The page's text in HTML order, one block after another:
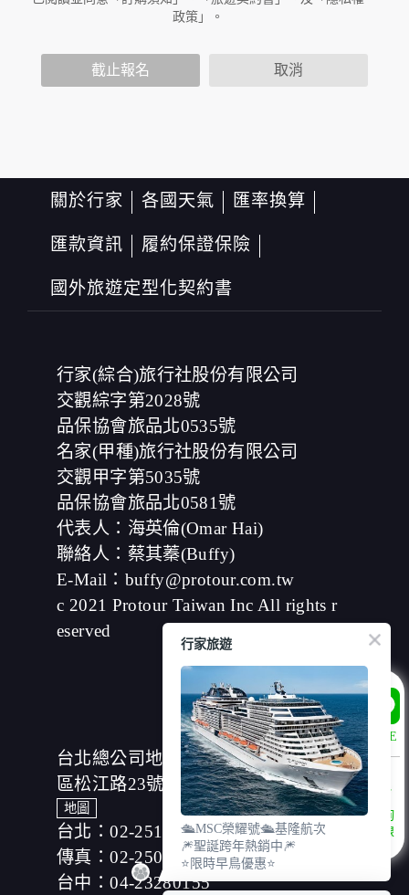
廣告廠商連結，這些置放連結的廠商也可能蒐集您個人的
資料。對於您主動提供的個人資訊，這些廣告廠商或連結
於本公司隱私權保護政策。
為了在本網站提供您最佳的互動性服務，可能會請您提供
相關個人的資料，其範圍如下：
本網站在您使用服務信箱、問卷調查等互動性功能時，會
保留您所提供的姓名、電子郵件地址、聯絡方式及使用時
間等。
連線設備的 IP 位址、使用時間、使用的瀏覽器、瀏覽及點
部研究外，我們會視需要公佈統計數據及說明文字，但不
涉及特定個人之資料。
除非取得您的同意或其他法令之特別規定，本網站絕不會
將您的個人資料揭露予第三人或使用於蒐集目的以外之其
他用途。
在您於本網站註冊帳號、使用本網站相關產品、服務、活
動或贈獎時，本網站會收集您的個人識別資料，本網站也
可以從商業夥伴處取得個人資料。
當客戶在本網站註冊時，我們會取得您的姓名、電話、住
址、身份證字號、電子郵件、出生日期、性別、行業等相
關資料，當您註冊成功，並登入使用我們的服務後，我們
即取得您的資料。註冊時，本網站取得您的姓名、電話、
住址、身份證字號、電子郵件、出生日期、性別、行業等
相關資料，當您註冊成功，並登入使用我們的服務後，本
網站即取得您的資料。
其他除了上述，會保留您在上網瀏覽或查詢時，伺服器自
行產生的相關記錄，包括您使用連線設備的 IP 位址、使用
時間、使用的瀏覽器、瀏覽及點選資料紀錄等。本網站會
對個別連線者的瀏覽器予以標示，歸納使用者瀏覽器在本
網站內部所瀏覽的網頁，除非您願意告知您的個人資料，
否則本網站不會也無法將此項記錄和您對應。請您注意，
在本網站網刊登廣告之廠商，或與連結本網站，也可能蒐
集您個人的資料。對於您主動提供的個人資訊，這些廣告
廠商、或連結網站有其個別的私權保護政策，其資料處理
措施不適用本網站隱私權保護政策，本公司不負任何連帶
責任。
本網站將在事前或註冊登錄取得您的同意後，傳送商業性
資料或電子郵件給您。本公司除了在該資料或電子郵件上
註明是由本公司發送，也會在該資料或電子郵件上提供您
政策」。
截止報名 取消
關於行家 各國天氣 匯率換算
匯款資訊 履約保證保險
國外旅遊定型化契約書
行家(綜合)旅行社股份有限公司
交觀綜字第2028號
品保協會旅品北0535號
名家(甲種)旅行社股份有限公司
交觀甲字第5035號
品保協會旅品北0581號
代表人：海英倫(Omar Hai)
聯絡人：蔡其蓁(Buffy)
E-Mail：buffy@protour.com.tw
c 2021 Protour Taiwan Inc All rights r
eserved
台北總公司地址：(104)台北市中山
區松江路23號7樓、8樓
地圖
台北：02-25166630
傳真：02-25019918
台中：04-23280155
LINE
諮詢
專線
行家旅遊
🛳️MSC榮耀號🛳️基隆航次
🎆聖誕跨年熱銷中🎆
⭐限時早鳥優惠⭐